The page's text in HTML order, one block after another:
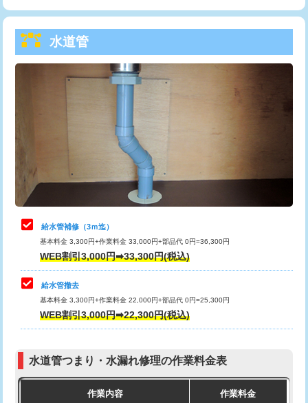
給水管工事※（ライニング鋼管・銅
管・ポリ管・HT管使用/3ｍまで)
給水管工事※（ライニング鋼管・銅
管・ポリ管・HT管使用/3ｍ超え)
排水管工事（土の掘削・埋め戻し作
11,000円~
排水管工事（排水管工事/3ｍまで） 55,000円
排水管工事（追加 排水管工事/3ｍ超
マス交換（土の掘削・埋め戻し作業）
マス交換（深さ50㎝未満）
マス交換（深さ50㎝以上）
コンクリート斫り（厚さ10㎝まで）
トーラー機使用/3mまで
追加トーラー機使用/3m超え
33,000円
8,800円
止水・漏水調査・防水処理・清掃・修
理・調整・分解・加工など（軽作業）
11,000円
止水・漏水調査・防水処理・清掃・修
理・調整・分解・加工など（中作業）
止水・漏水調査・防水処理・清掃・修
理・調整・分解・加工など（重作業）
33,000円
その他部品の脱着
交換・取付（タンク）
式）)
式・ワンホール）)
水道管
給水管補修（3ｍ迄）
基本料金 3,300円+作業料金 33,000円+部品代 0円=36,300円
WEB割引3,000円➡33,300円(税込)
給水管撤去
基本料金 3,300円+作業料金 22,000円+部品代 0円=25,300円
WEB割引3,000円➡22,300円(税込)
水道管つまり・水漏れ修理の作業料金表
作業内容 作業料金